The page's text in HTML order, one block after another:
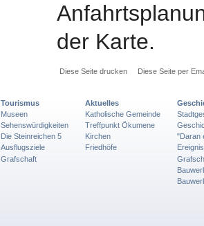
der Karte.
Diese Seite drucken Diese Seite per
Tourismus
Museen
Sehenswürdigkeiten
Die Steinreichen 5
Ausflugsziele
Grafschaft
Aktuelles
Katholische Gemeinde
Treffpunkt Ökumene
Kirchen
Friedhöfe
"Daran